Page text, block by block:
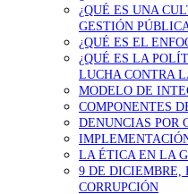
¿QUÉ ES UNA
GESTIÓN
¿QUÉ ES EL
¿QUÉ ES LA
LUCHA CONTRA
MODELO DE
COMPONENTES
DENUNCIAS POR
LA ÉTICA EN LA
9 DE DICIEMBRE,
CORRUPCIÓN